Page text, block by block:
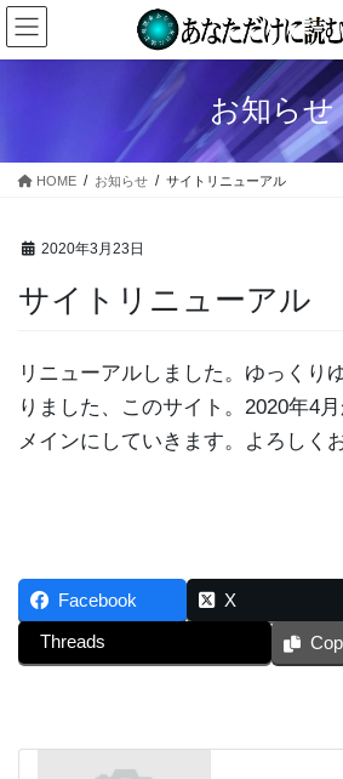
コ
ン
テ
ス
ナ
ビ
ゲ
ン
お知らせ
HOME お知らせ サイトリニューアル
2020年3月23日
サイトリニューアル
リニューアルしました。ゆっくり
りました、このサイト。2020年4
メインにしていきます。よろしく
Facebook X
Threads